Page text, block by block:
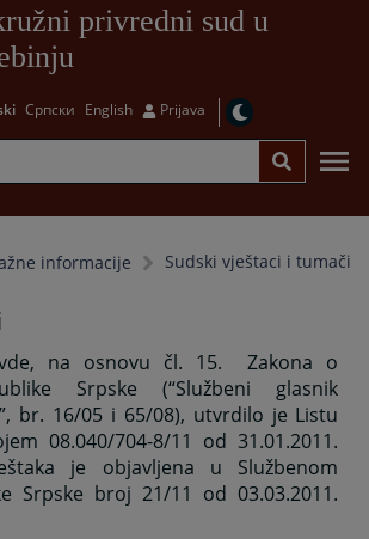
privredni sud u
Српски English Prijava
informacije Sudski vještaci i tumači
na osnovu čl. 15.
Zakona o
Srpske (“Službeni glasnik
br. 16/05 i 65/08), utvrdilo je Listu
08.040/704-8/11 od 31.01.2011.
je objavljena u Službenom
Srpske broj 21/11 od 03.03.2011.